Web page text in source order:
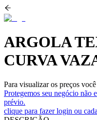
ARGOLA
CURVA
Para visualizar os preços
Protegemos seu negócio não
prévio.
clique para fazer login ou